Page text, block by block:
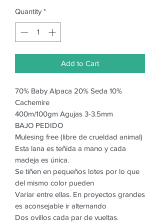
Quantity *
Add to Cart
70% Baby Alpaca 20% Seda 10%
Cachemire
400m/100gm Agujas 3-3.5mm
BAJO PEDIDO
Mulesing free (libre de crueldad animal)
Esta lana es teñida a mano y cada
madeja es única.
Se tiñen en pequeños lotes por lo que
del mismo color pueden
Variar entre ellas. En proyectos grandes
es aconsejable ir alternando
Dos ovillos cada par de vueltas.